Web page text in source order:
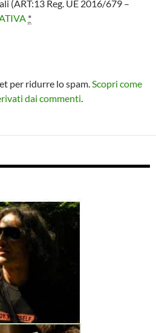
(ART:13 Reg. UE 2016/679 –
*
per ridurre lo spam.Scopri come
dai commenti.